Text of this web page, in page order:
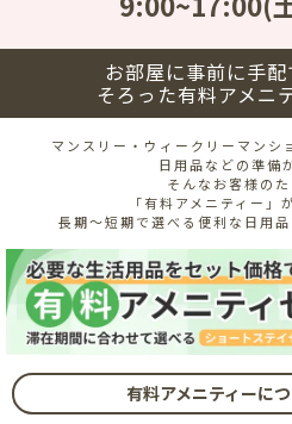
お部屋に事前に手
そろった有料アメニ
マンスリー・ウィークリーマンシ
日用品などの準備
そんなお客様の
「有料アメニティー」
長期～短期で選べる便利な日用
有料アメニティーに